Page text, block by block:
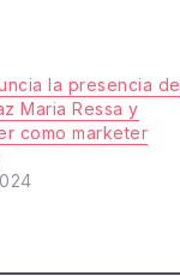
la presencia de
Maria Ressa y
como marketer